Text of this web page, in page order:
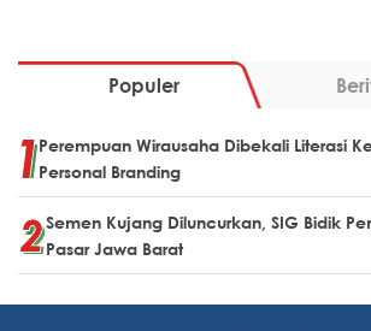
Populer
Perempuan Wirausaha Dibekali Literasi
Personal Branding
Semen Kujang Diluncurkan, SIG Bidik
Pasar Jawa Barat